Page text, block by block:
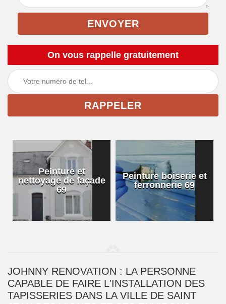
On vous rappelle gratuitement
Peinture et
nettoyage de façade
69
Peinture boiserie et
ferronnerie 69
JOHNNY RENOVATION : LA PERSONNE
CAPABLE DE FAIRE L'INSTALLATION DES
TAPISSERIES DANS LA VILLE DE SAINT